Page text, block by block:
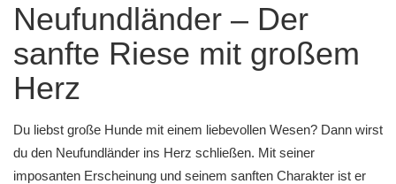
Neufundländer – Der
sanfte Riese mit großem
Herz
Du liebst große Hunde mit einem liebevollen Wesen? Dann wirst
du den Neufundländer ins Herz schließen. Mit seiner
imposanten Erscheinung und seinem sanften Charakter ist er